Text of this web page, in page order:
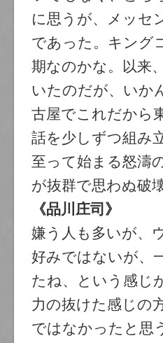
に思うが、メッセ
であった。キング
期なのかな。以来
いたのだが、いか
古屋でこれだから
話を少しずつ組み
至って始まる怒濤
が抜群で思わぬ破
《品川庄司》
嫌う人も多いが、
好みではないが、
たね、という感じ
力の抜けた感じの
ではなかったと思